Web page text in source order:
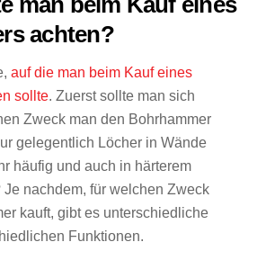
achten?
auf die man beim Kauf eines
sollte. Zuerst sollte man sich
Zweck man den Bohrhammer
gelegentlich Löcher in Wände
häufig und auch in härterem
nachdem, für welchen Zweck
kauft, gibt es unterschiedliche
Funktionen.